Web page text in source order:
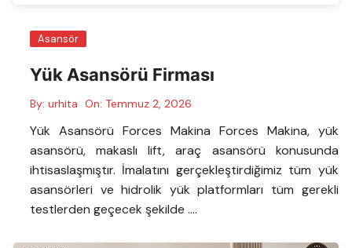
Asansör
Yük Asansörü Firması
By: urhita On: Temmuz 2, 2026
Yük Asansörü Forces Makina Forces Makina, yük
asansörü, makaslı lift, araç asansörü konusunda
ihtisaslaşmıştır. İmalatını gerçekleştirdiğimiz tüm yük
asansörleri ve hidrolik yük platformları tüm gerekli
testlerden geçecek şekilde ….